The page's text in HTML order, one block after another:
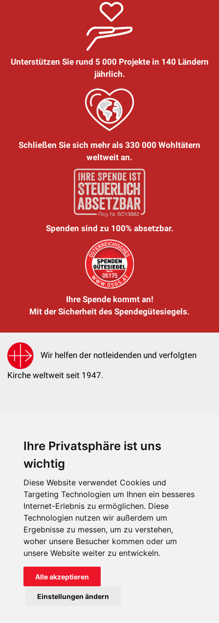
Ihre Privatsphäre ist uns
wichtig
Diese Website verwendet Cookies und
Targeting Technologien um Ihnen ein besseres
Internet-Erlebnis zu ermöglichen. Diese
Technologien nutzen wir außerdem um
Ergebnisse zu messen, um zu verstehen,
woher unsere Besucher kommen oder um
unsere Website weiter zu entwickeln.
Alle akzeptieren
Einstellungen ändern
Unterstützen Sie rund 5 000 Projekte in 140 Ländern
jährlich.
Schließen Sie sich mehr als 330 000 Wohltätern
weltweit an.
Spenden sind zu 100% absetzbar.
Ihre Spende kommt an!
Mit der Sicherheit des Spendegütesiegels.
Wir helfen der notleidenden und verfolgten
Kirche weltweit seit 1947.
KIRCHE IN NOT - Österreich
kin@kircheinnot.at
KIN weltweit
Impressum Datenschutz